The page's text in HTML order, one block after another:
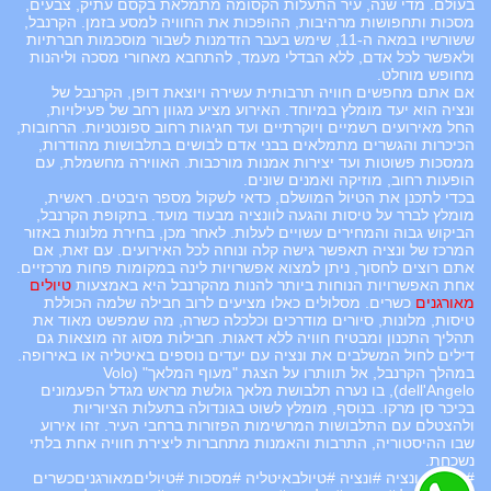
בעולם. מדי שנה, עיר התעלות הקסומה מתמלאת בקסם עתיק, צבעים,
מסכות ותחפושות מרהיבות, ההופכות את החוויה למסע בזמן. הקרנבל,
ששורשיו במאה ה-11, שימש בעבר הזדמנות לשבור מוסכמות חברתיות
ולאפשר לכל אדם, ללא הבדלי מעמד, להתחבא מאחורי מסכה וליהנות
מחופש מוחלט.
אם אתם מחפשים חוויה תרבותית עשירה ויוצאת דופן, הקרנבל של
ונציה הוא יעד מומלץ במיוחד. האירוע מציע מגוון רחב של פעילויות,
החל מאירועים רשמיים ויוקרתיים ועד חגיגות רחוב ספונטניות. הרחובות,
הכיכרות והגשרים מתמלאים בבני אדם לבושים בתלבושות מהודרות,
ממסכות פשוטות ועד יצירות אמנות מורכבות. האווירה מחשמלת, עם
הופעות רחוב, מוזיקה ואמנים שונים.
בכדי לתכנן את הטיול המושלם, כדאי לשקול מספר היבטים. ראשית,
מומלץ לברר על טיסות והגעה לוונציה מבעוד מועד. בתקופת הקרנבל,
הביקוש גבוה והמחירים עשויים לעלות. לאחר מכן, בחירת מלונות באזור
המרכז של ונציה תאפשר גישה קלה ונוחה לכל האירועים. עם זאת, אם
אתם רוצים לחסוך, ניתן למצוא אפשרויות לינה במקומות פחות מרכזיים.
אחת האפשרויות הנוחות ביותר להנות מהקרנבל היא באמצעות טיולים
מאורגנים כשרים. מסלולים כאלו מציעים לרוב חבילה שלמה הכוללת
טיסות, מלונות, סיורים מודרכים וכלכלה כשרה, מה שמפשט מאוד את
תהליך התכנון ומבטיח חוויה ללא דאגות. חבילות מסוג זה מוצאות גם
דילים לחול המשלבים את ונציה עם יעדים נוספים באיטליה או באירופה.
במהלך הקרנבל, אל תוותרו על הצגת "מעוף המלאך" (Volo
dell'Angelo), בו נערה תלבושת מלאך גולשת מראש מגדל הפעמונים
בכיכר סן מרקו. בנוסף, מומלץ לשוט בגונדולה בתעלות הציוריות
ולהצטלם עם התלבושות המרשימות הפזורות ברחבי העיר. זהו אירוע
שבו ההיסטוריה, התרבות והאמנות מתחברות ליצירת חוויה אחת בלתי
נשכחת.
#קרנבל_ונציה #ונציה #טיולבאיטליה #מסכות #טיוליםמאורגניםכשרים